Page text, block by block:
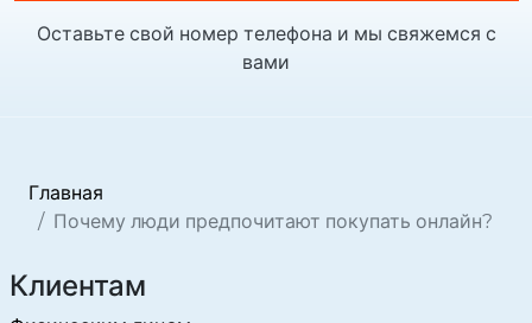
Оставьте свой номер телефона и мы свяжемся с
вами
Главная
Почему люди предпочитают покупать онлайн?
Клиентам